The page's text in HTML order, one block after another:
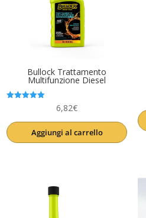
Bullock Trattamento
Multifunzione Diesel
6,82€
Aggiungi al carrello